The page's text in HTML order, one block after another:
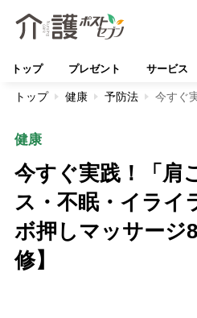
トップ プレゼント サービス
トップ 健康 予防法 今すぐ
健康
今すぐ実践！「肩
ス・不眠・イライ
ボ押しマッサージ
修】